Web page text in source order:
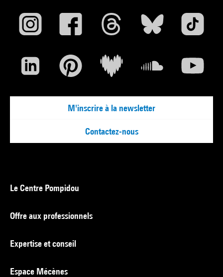
M'inscrire à la newsletter
Contactez-nous
Le Centre Pompidou
Offre aux professionnels
Expertise et conseil
Espace Mécènes